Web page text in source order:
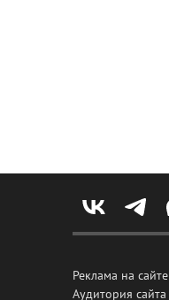
Реклама на сайте
Аудитория сайта